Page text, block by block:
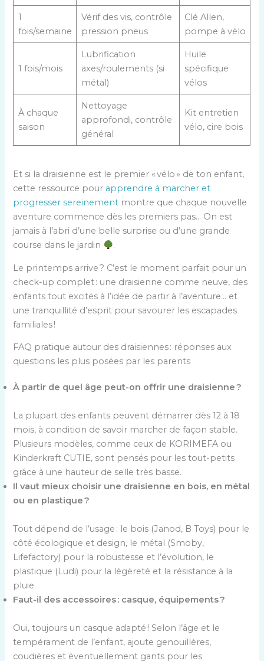
1
fois/semaine
Vérif des vis, contrôle
pression pneus
Clé Allen,
pompe à vélo
1 fois/mois
Lubrification
axes/roulements (si
métal)
Huile
spécifique
vélos
À chaque
saison
Nettoyage
approfondi, contrôle
général
Kit entretien
vélo, cire bois
Et si la draisienne est le premier « vélo » de ton enfant,
cette ressource pour apprendre à marcher et
progresser sereinement montre que chaque nouvelle
aventure commence dès les premiers pas… On est
jamais à l’abri d’une belle surprise ou d’une grande
course dans le jardin
.
Le printemps arrive ? C’est le moment parfait pour un
check-up complet : une draisienne comme neuve, des
enfants tout excités à l’idée de partir à l’aventure… et
une tranquillité d’esprit pour savourer les escapades
familiales !
FAQ pratique autour des draisiennes : réponses aux
questions les plus posées par les parents
À partir de quel âge peut-on offrir une draisienne ?
La plupart des enfants peuvent démarrer dès 12 à 18
mois, à condition de savoir marcher de façon stable.
Plusieurs modèles, comme ceux de KORIMEFA ou
Kinderkraft CUTIE, sont pensés pour les tout-petits
grâce à une hauteur de selle très basse.
Il vaut mieux choisir une draisienne en bois, en métal
ou en plastique ?
Tout dépend de l’usage : le bois (Janod, B Toys) pour le
côté écologique et design, le métal (Smoby,
Lifefactory) pour la robustesse et l’évolution, le
plastique (Ludi) pour la légèreté et la résistance à la
pluie.
Faut-il des accessoires : casque, équipements ?
Oui, toujours un casque adapté ! Selon l’âge et le
tempérament de l’enfant, ajoute genouillères,
coudières et éventuellement gants pour les